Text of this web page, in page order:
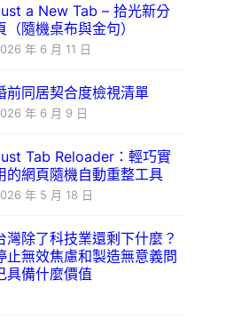
a New Tab – 拾光新分
（隨機桌布與金句）
年 6 月 11 日
前同居契合度檢視清單
年 6 月 9 日
Tab Reloader：輕巧實
的網頁隨機自動重整工具
年 5 月 18 日
灣除了科技業還剩下什麼？
止無效焦慮和製造無意義問
具備什麼價值